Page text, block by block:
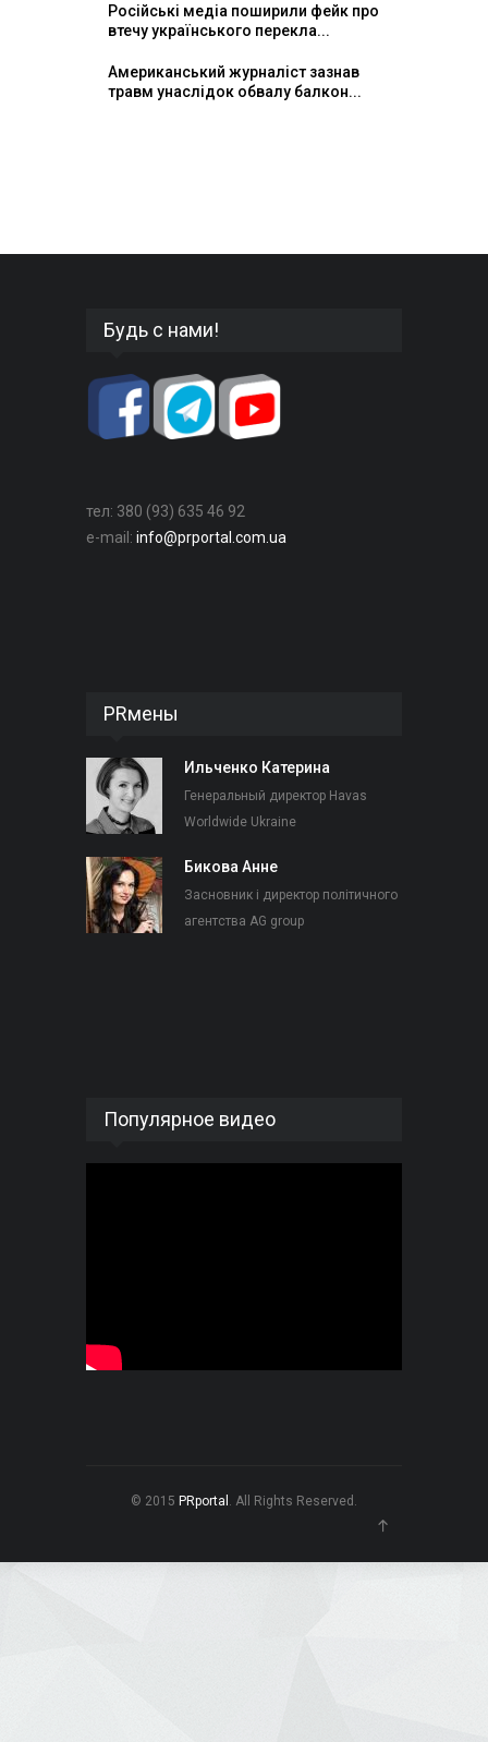
Російські медіа поширили фейк про
втечу українського перекла...
Американський журналіст зазнав
травм унаслідок обвалу балкон...
Будь с нами!
тел: 380 (93) 635 46 92
e-mail: info@prportal.com.ua
PRмены
Ильченко Катерина
Генеральный директор Havas
Worldwide Ukraine
Бикова Анне
Засновник і директор політичного
агентства AG group
Популярное видео
© 2015 PRportal . All Rights Reserved.